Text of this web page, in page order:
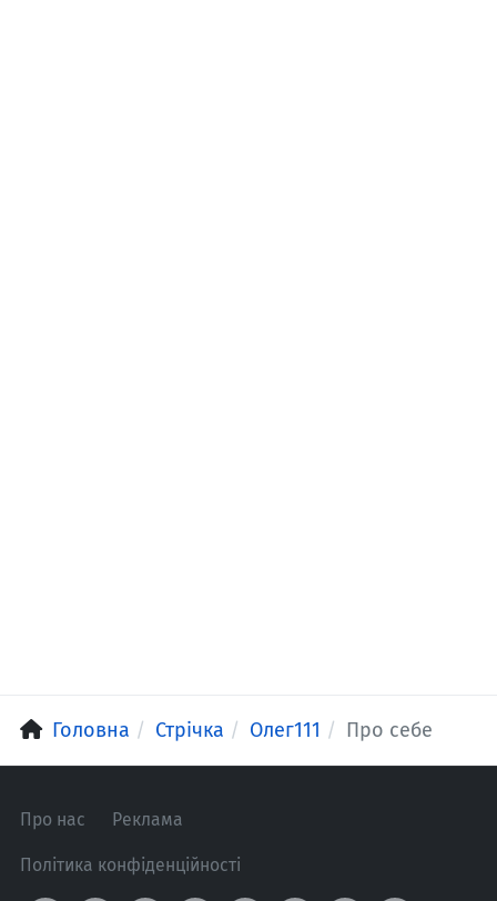
Головна Стрічка Олег111 Про себе
Про нас Реклама
Політика конфіденційності